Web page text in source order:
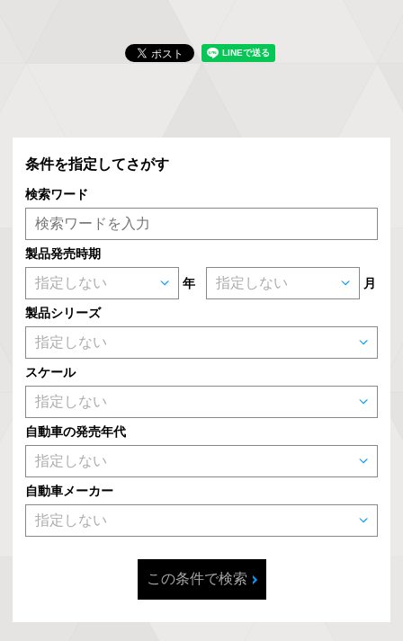
条件を指定してさがす
検索ワード
製品発売時期
年 月
製品シリーズ
スケール
自動車の発売年代
自動車メーカー
この条件で検索